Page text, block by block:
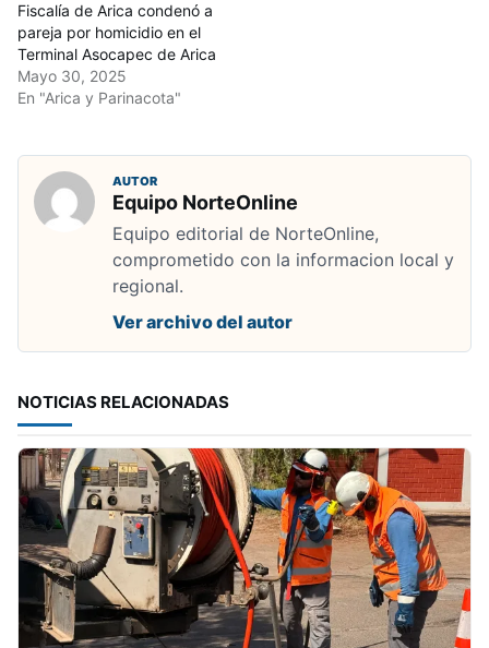
Fiscalía de Arica condenó a
pareja por homicidio en el
Terminal Asocapec de Arica
Mayo 30, 2025
En "Arica y Parinacota"
AUTOR
Equipo NorteOnline
Equipo editorial de NorteOnline,
comprometido con la informacion local y
regional.
Ver archivo del autor
NOTICIAS RELACIONADAS